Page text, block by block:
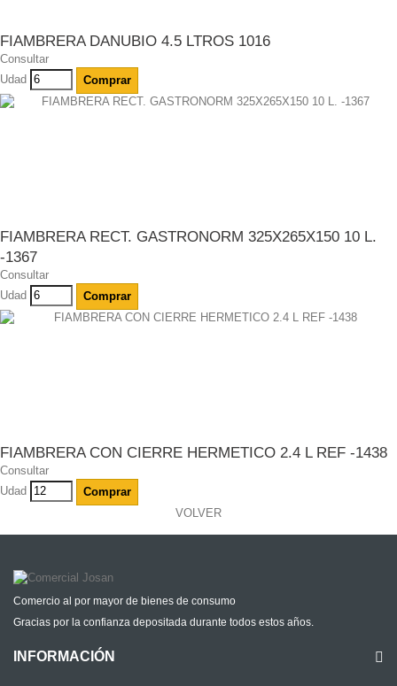
FIAMBRERA DANUBIO 4.5 LTROS 1016
Consultar
Udad
Comprar
FIAMBRERA RECT. GASTRONORM 325X265X150 10 L.
-1367
Consultar
Udad
Comprar
FIAMBRERA CON CIERRE HERMETICO 2.4 L REF -1438
Consultar
Udad
Comprar
VOLVER
Comercio al por mayor de bienes de consumo
Gracias por la confianza depositada durante todos estos años.
INFORMACIÓN